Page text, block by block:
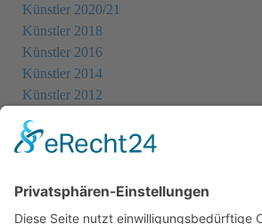
Künstler 2020/21
Künstler 2018
Künstler 2016
Künstler 2014
Künstler 2012
Künstler 2008
Künstler 2004